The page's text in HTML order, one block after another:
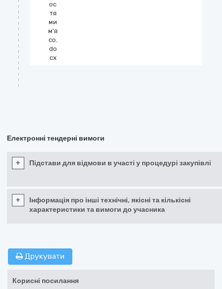
ос
тя
ми
м'я
со.
do
cx
Електронні тендерні вимоги
+ Підстави для відмови в участі у процедурі закупівлі
+
Інформація про інші технічні, якісні та кількісні
характеристики та вимоги до учасника
Друкувати
Корисні посилання